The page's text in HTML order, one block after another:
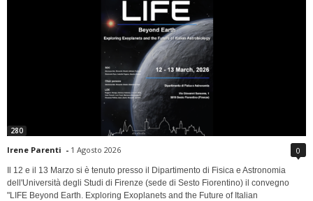
280
Irene Parenti - 1 Agosto 2026 0
Il 12 e il 13 Marzo si è tenuto presso il Dipartimento di Fisica e Astronomia
dell'Università degli Studi di Firenze (sede di Sesto Fiorentino) il convegno
"LIFE Beyond Earth. Exploring Exoplanets and the Future of Italian